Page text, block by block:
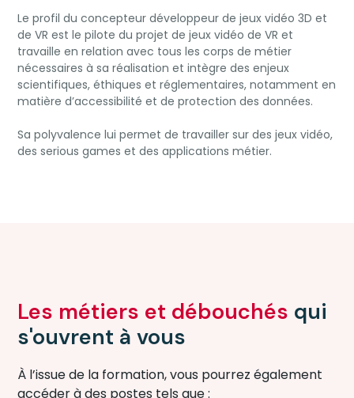
Le profil du concepteur développeur de jeux vidéo 3D et
de VR est le pilote du projet de jeux vidéo de VR et
travaille en relation avec tous les corps de métier
nécessaires à sa réalisation et intègre des enjeux
scientifiques, éthiques et réglementaires, notamment en
matière d’accessibilité et de protection des données.
Sa polyvalence lui permet de travailler sur des jeux vidéo,
des serious games et des applications métier.
Les métiers et débouchés qui
s'ouvrent à vous
À l’issue de la formation, vous pourrez également
accéder à des postes tels que :